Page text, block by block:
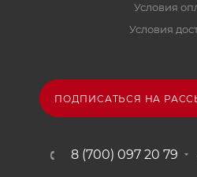
Условия
Условия
ПОДПИСАТЬСЯ НА
8 (700) 097 20 79